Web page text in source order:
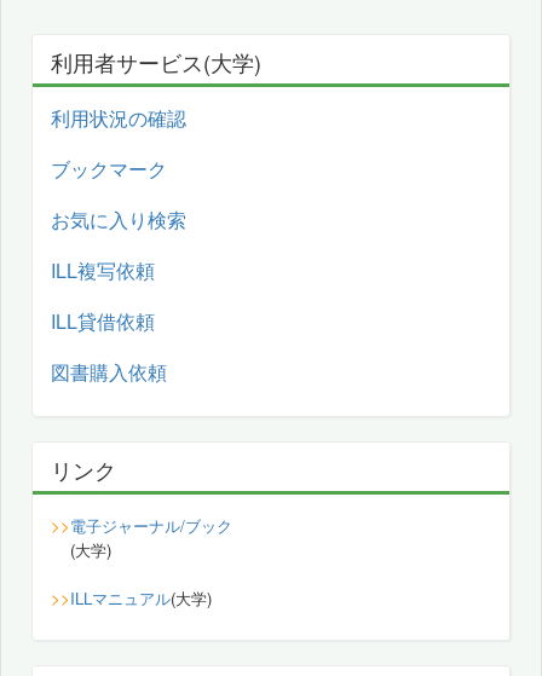
利用者サービス(大学)
利用状況の確認
ブックマーク
お気に入り検索
ILL複写依頼
ILL貸借依頼
図書購入依頼
リンク
>>電子ジャーナル/ブック
(大学)
>>ILLマニュアル(大学)